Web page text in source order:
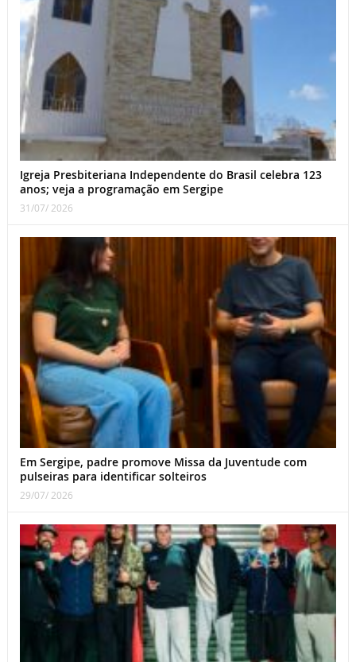
Igreja Presbiteriana Independente do Brasil celebra 123
anos; veja a programação em Sergipe
31/07/ 2026
Em Sergipe, padre promove Missa da Juventude com
pulseiras para identificar solteiros
29/07/ 2026